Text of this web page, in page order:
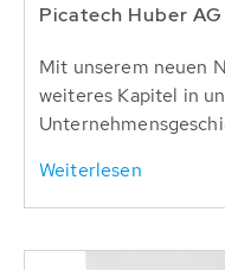
Picatech Huber
Mit unserem neuen
weiteres Kapitel in
Weiterlesen